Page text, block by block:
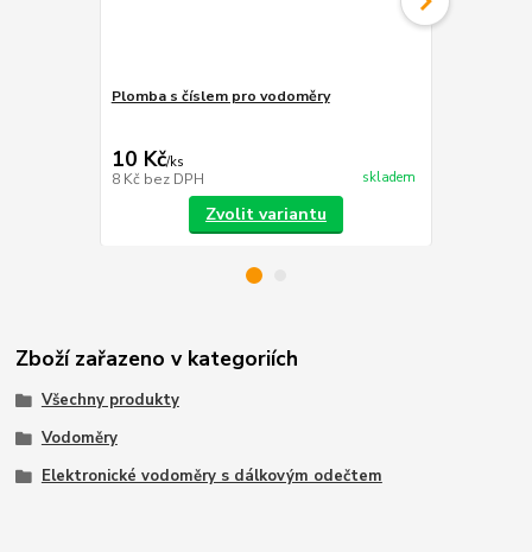
Plomba s číslem pro vodoměry
10 Kč/ks
8 Kč bez DPH skladem
Zvolit variantu
Zboží zařazeno v kategoriích
Všechny produkty
Vodoměry
Elektronické vodoměry s dálkovým odečtem